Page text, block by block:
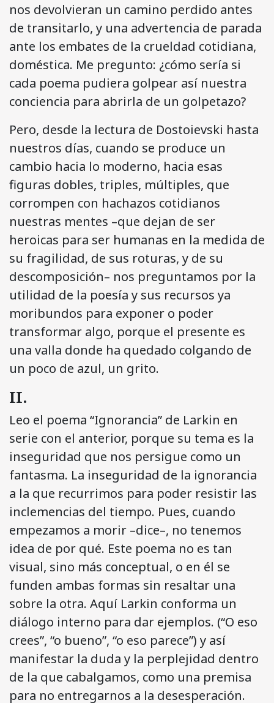
nos devolvieran un camino perdido antes
de transitarlo, y una advertencia de parada
ante los embates de la crueldad cotidiana,
doméstica. Me pregunto: ¿cómo sería si
cada poema pudiera golpear así nuestra
conciencia para abrirla de un golpetazo?
Pero, desde la lectura de Dostoievski hasta
nuestros días, cuando se produce un
cambio hacia lo moderno, hacia esas
figuras dobles, triples, múltiples, que
corrompen con hachazos cotidianos
nuestras mentes –que dejan de ser
heroicas para ser humanas en la medida de
su fragilidad, de sus roturas, y de su
descomposición– nos preguntamos por la
utilidad de la poesía y sus recursos ya
moribundos para exponer o poder
transformar algo, porque el presente es
una valla donde ha quedado colgando de
un poco de azul, un grito.
II.
Leo el poema “Ignorancia” de Larkin en
serie con el anterior, porque su tema es la
inseguridad que nos persigue como un
fantasma. La inseguridad de la ignorancia
a la que recurrimos para poder resistir las
inclemencias del tiempo. Pues, cuando
empezamos a morir –dice–, no tenemos
idea de por qué. Este poema no es tan
visual, sino más conceptual, o en él se
funden ambas formas sin resaltar una
sobre la otra. Aquí Larkin conforma un
diálogo interno para dar ejemplos. (“O eso
crees”, “o bueno”, “o eso parece”) y así
manifestar la duda y la perplejidad dentro
de la que cabalgamos, como una premisa
para no entregarnos a la desesperación.